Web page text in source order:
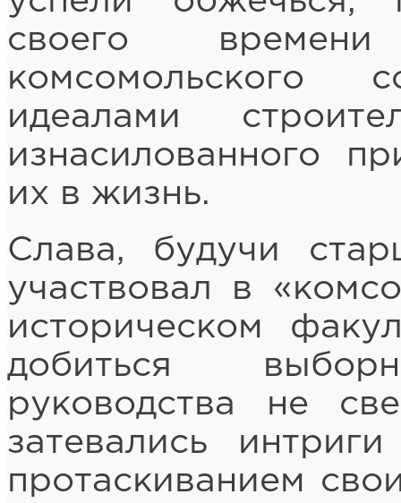
своего
комсомольского
идеалами
изнасилованного
их в жизнь.
Слава, будучи
участвовал в
историческом
добиться
руководства не
затевались
протаскиванием